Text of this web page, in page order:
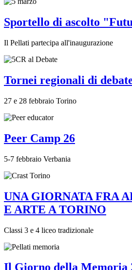
Sportello di ascolto
Il Pellati partecipa all'inaugurazione
Tornei regionali di
27 e 28 febbraio Torino
Peer Camp 26
5-7 febbraio Verbania
UNA GIORNATA FRA
E ARTE A TORINO
Classi 3 e 4 liceo tradizionale
Il Giorno della Memoria